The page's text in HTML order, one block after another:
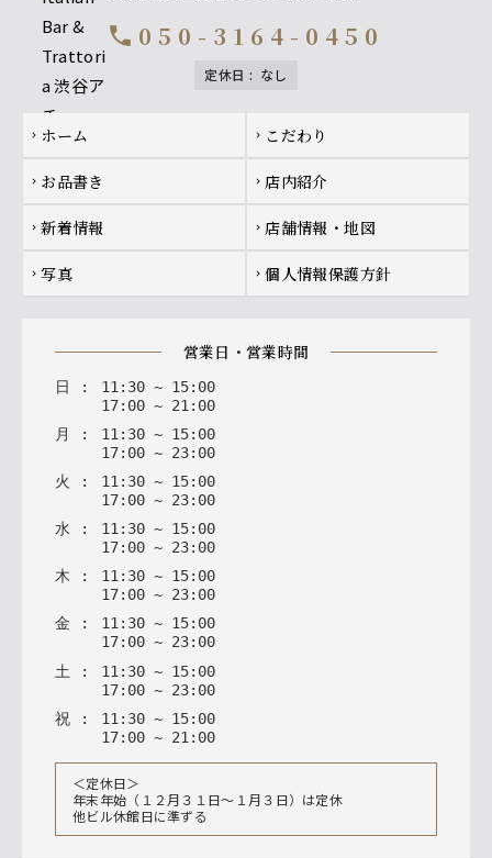
call 050-3164-0450
定休日 : なし
Footer navigation
chevron_right ホーム chevron_right こだわり
chevron_right お品書き chevron_right 店内紹介
chevron_right 新着情報 chevron_right 店舗情報・地図
chevron_right 写真 chevron_right 個人情報保護方針
営業日・営業時間
日 : 11 : 30 ~ 15: 00
17: 00 ~ 21 : 00
月
: 11 : 30 ~ 15: 00
17: 00 ~ 23: 00
火
: 11 : 30 ~ 15: 00
17: 00 ~ 23: 00
水 : 11 : 30 ~ 15: 00
17: 00 ~ 23: 00
木 : 11: 30 ~ 15: 00
17: 00 ~ 23: 00
金 : 11: 30 ~ 15: 00
17: 00 ~ 23: 00
土 : 11 : 30 ~ 15: 00
17: 00 ~ 23: 00
祝 : 11 : 30 ~ 15: 00
17: 00 ~ 21 : 00
＜定休日＞
年末年始（１２月３１日〜１月３日）は定休
他ビル休館日に準ずる